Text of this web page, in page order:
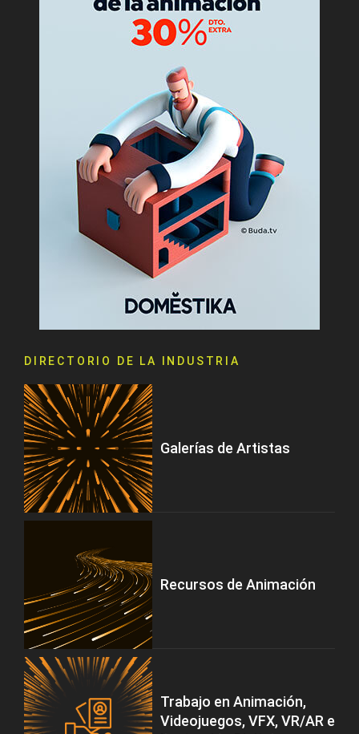
DIRECTORIO DE LA INDUSTRIA
Galerías de Artistas
Recursos de Animación
Trabajo en Animación,
Videojuegos, VFX, VR/AR e